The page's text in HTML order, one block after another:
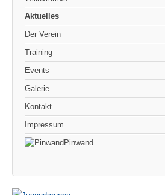
Aktuelles
Der Verein
Training
Events
Galerie
Kontakt
Impressum
Pinwand